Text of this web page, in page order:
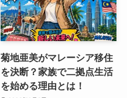
菊地亜美がマレーシア移住
を決断？家族で二拠点生活
を始める理由とは！